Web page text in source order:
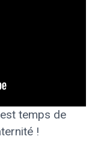
temps de
!